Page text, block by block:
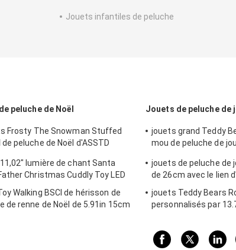
Jouets infantiles de peluche
peluche de Noël
Frosty The Snowman Stuffed
peluche de Noël d'ASSTD
lumière de chant Santa
Christmas Cuddly Toy LED
Walking BSCI de hérisson de
de renne de Noël de 5.91in 15cm
Jouets de peluche de
jouets grand Teddy
mou de peluche de
jouets de peluche de
de 26cm avec le lien
jouets Teddy Bears
personnalisés par